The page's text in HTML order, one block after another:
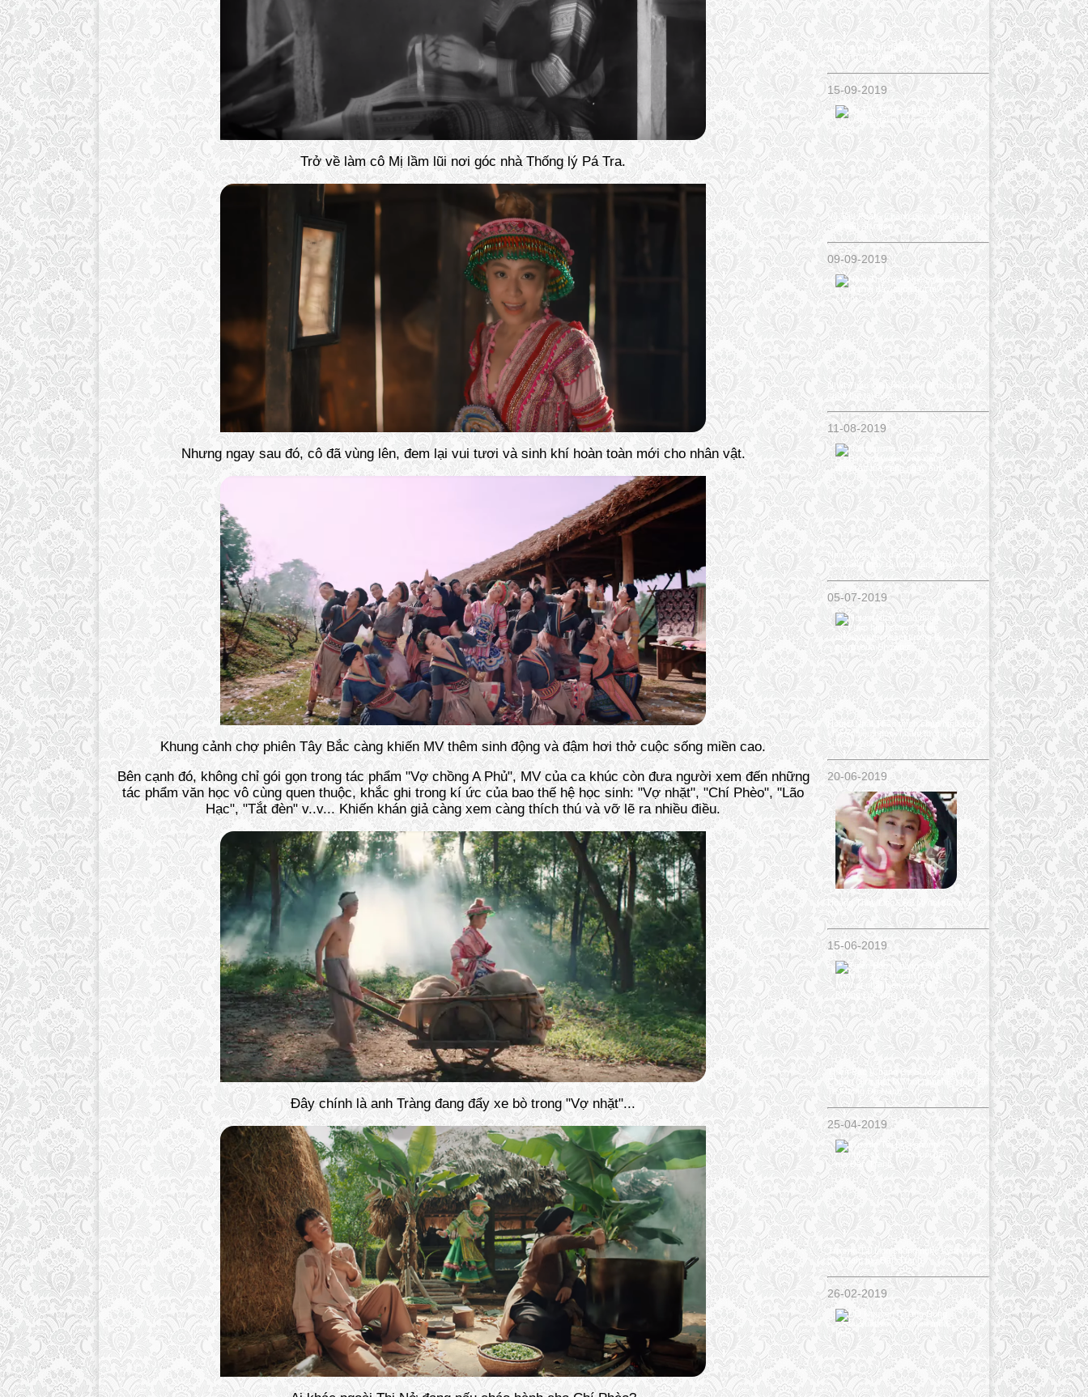
Trở về làm cô Mị lầm lũi nơi góc nhà Thống lý Pá Tra.
Nhưng ngay sau đó, cô đã vùng lên, đem lại vui tươi và sinh khí hoàn toàn mới cho nhân vật.
Khung cảnh chợ phiên Tây Bắc càng khiến MV thêm sinh động và đậm hơi thở cuộc sống miền cao.
Bên cạnh đó, không chỉ gói gọn trong tác phẩm "Vợ chồng A Phủ", MV của ca khúc còn đưa người xem đến những
tác phẩm văn học vô cùng quen thuộc, khắc ghi trong kí ức của bao thế hệ học sinh: "Vợ nhặt", "Chí Phèo", "Lão
Hạc", "Tắt đèn" v..v... Khiến khán giả càng xem càng thích thú và vỡ lẽ ra nhiều điều.
Đây chính là anh Tràng đang đẩy xe bò trong "Vợ nhặt"...
Những vị Thần ngày Tết, Di sản tín
ngưỡng Việt Nam
15-09-2019
Võ Tấn Phát - Chàng diễn viên đa tài lại
còn nấu ăn ngon
09-09-2019
Nhật Thảo xuất hiện giản dị nhưng đầy
cuốn hút tại event
11-08-2019
Nam vương áo dài Tâm Bảo gợi ý giúp
các đấng mày râu tỏa sáng ngày cưới
05-07-2019
Hotgirl Nhật Thảo thích chụp hình sexy -
khiến nhiều người nhầm tưởng là người
của Showbiz
20-06-2019
Hoàng Thùy Linh - Để Mị nói cho mà
nghe
15-06-2019
Thiên Bảo [Chàng Ca Sĩ Miền Tây]
Chuẩn bị ra mắt MV hot nhất hiện nay Độ
Ta Không Độ Nàng
25-04-2019
Trương Tài Linh chàng nghệ sỹ trẻ theo
đuổi đam mê Đàn Tranh
26-02-2019